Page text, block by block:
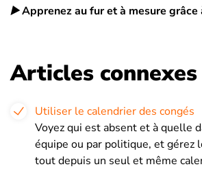
▶️Apprenez au fur et à mesure grâce
Articles connexes
Utiliser le calendrier des congés
Voyez qui est absent et à quelle
équipe ou par politique, et gérez
tout depuis un seul et même